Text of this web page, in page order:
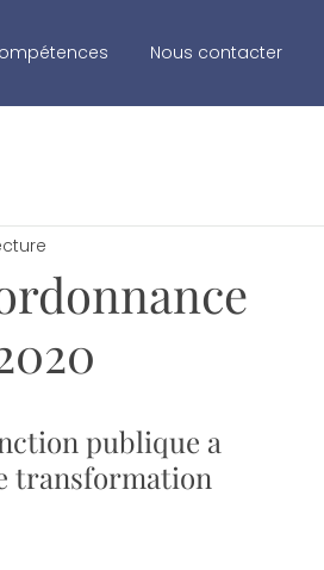
Nous contacter
publique a
transformation